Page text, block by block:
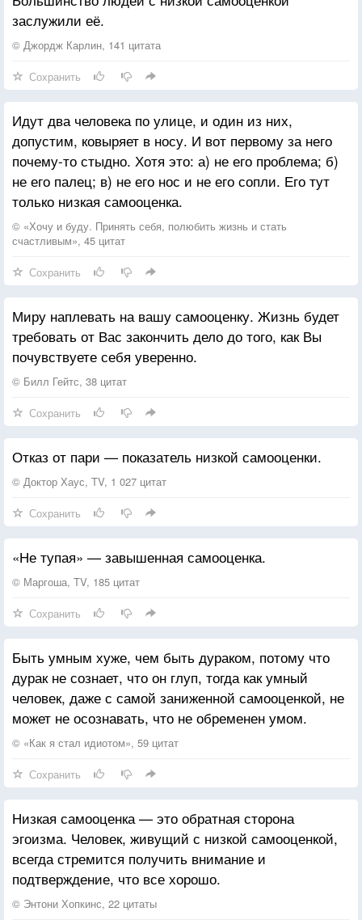
заслужили её.
© Джордж Карлин, 141 цитата
Сохранить
Идут два человека по улице, и один из них,
допустим, ковыряет в носу. И вот первому за него
почему-то стыдно. Хотя это: а) не его проблема; б)
не его палец; в) не его нос и не его сопли. Его тут
только низкая самооценка.
© «Хочу и буду. Принять себя, полюбить жизнь и стать
счастливым», 45 цитат
Сохранить
Миру наплевать на вашу самооценку. Жизнь будет
требовать от Вас закончить дело до того, как Вы
почувствуете себя уверенно.
© Билл Гейтс, 38 цитат
Сохранить
Отказ от пари — показатель низкой самооценки.
© Доктор Хаус, TV, 1 027 цитат
Сохранить
«Не тупая» — завышенная самооценка.
© Маргоша, TV, 185 цитат
Сохранить
Быть умным хуже, чем быть дураком, потому что
дурак не сознает, что он глуп, тогда как умный
человек, даже с самой заниженной самооценкой, не
может не осознавать, что не обременен умом.
© «Как я стал идиотом», 59 цитат
Сохранить
Низкая самооценка — это обратная сторона
эгоизма. Человек, живущий с низкой самооценкой,
всегда стремится получить внимание и
подтверждение, что все хорошо.
© Энтони Хопкинс, 22 цитаты